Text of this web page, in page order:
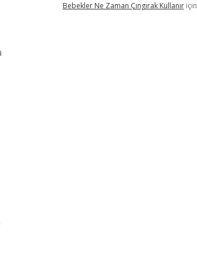
Bebekler Ne Zaman Çıngırak Kullanıriçin